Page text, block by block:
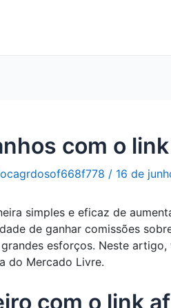
com o
/ 16 de
simples e eficaz de
de ganhar comissões
esforços. Neste
do Mercado Livre.
com o link